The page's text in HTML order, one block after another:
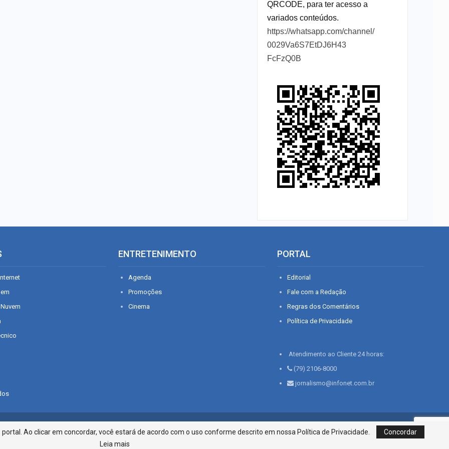
QRCODE, para ter acesso a
variados conteúdos.
https://whatsapp.com/channel/
0029Va6S7EtDJ6H43
FcFzQ0B
ENTRETENIMENTO
Agenda
Promoções
Cinema
PORTAL
Editorial
Fale com a Redação
Regras dos Comentários
Política de Privacidade
Atendimento ao Cliente 24 horas:
(79) 2106-8000
jornalismo@infonet.com.br
Infonet - Rua Monsenhor Silveira 276, Bairro São José | Aracaju-SE, CEP 49015-030, Fone: 79.2106.8000 - CI
Centro de Informações LTDA
Ao clicar em concordar, você estará de acordo com o uso conforme descrito em nossa Política de Privacidade.
Concordar
Leia mais